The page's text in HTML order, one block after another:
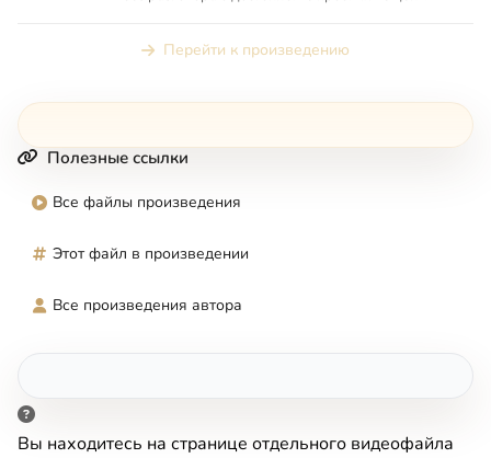
Перейти к произведению
Полезные ссылки
Все файлы произведения
Этот файл в произведении
Все произведения автора
Вы находитесь на странице отдельного видеофайла